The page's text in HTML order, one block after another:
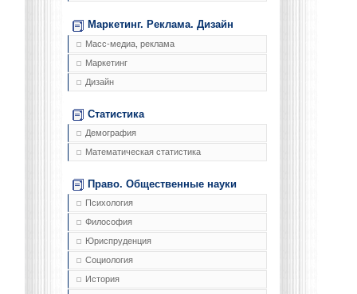
Маркетинг. Реклама. Дизайн
Масс-медиа, реклама
Маркетинг
Дизайн
Статистика
Демография
Математическая статистика
Право. Общественные науки
Психология
Философия
Юриспруденция
Социология
История